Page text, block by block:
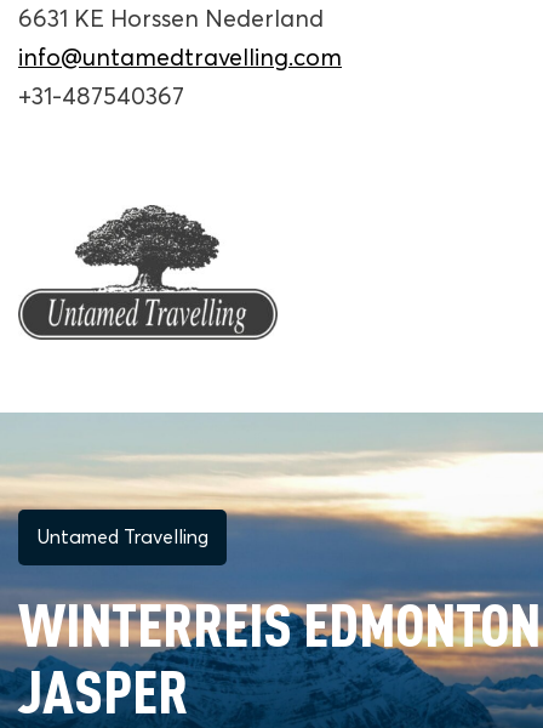
6631 KE Horssen Nederland
info@untamedtravelling.com
+31-487540367
Untamed Travelling
WINTERREIS
JASPER